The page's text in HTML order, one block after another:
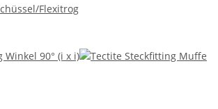
Flexitrog